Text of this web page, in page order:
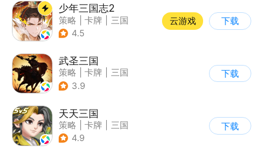
少年三国志2
策略 卡牌
三国
| 少年三国志
4.5
云游戏 下载
武圣三国
策略 卡牌
三国
| 中国风
3.9
下载
天天三国
策略 卡牌
三国
| Q版
4.9
下载